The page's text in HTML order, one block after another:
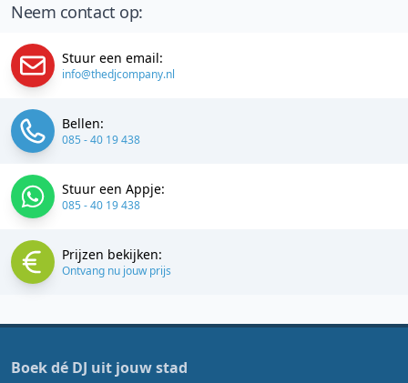
Neem contact op:
Stuur een email:
info@thedjcompany.nl
Bellen:
085 - 40 19 438
Stuur een Appje:
085 - 40 19 438
Prijzen bekijken:
Ontvang nu jouw prijs
Boek dé DJ uit jouw stad